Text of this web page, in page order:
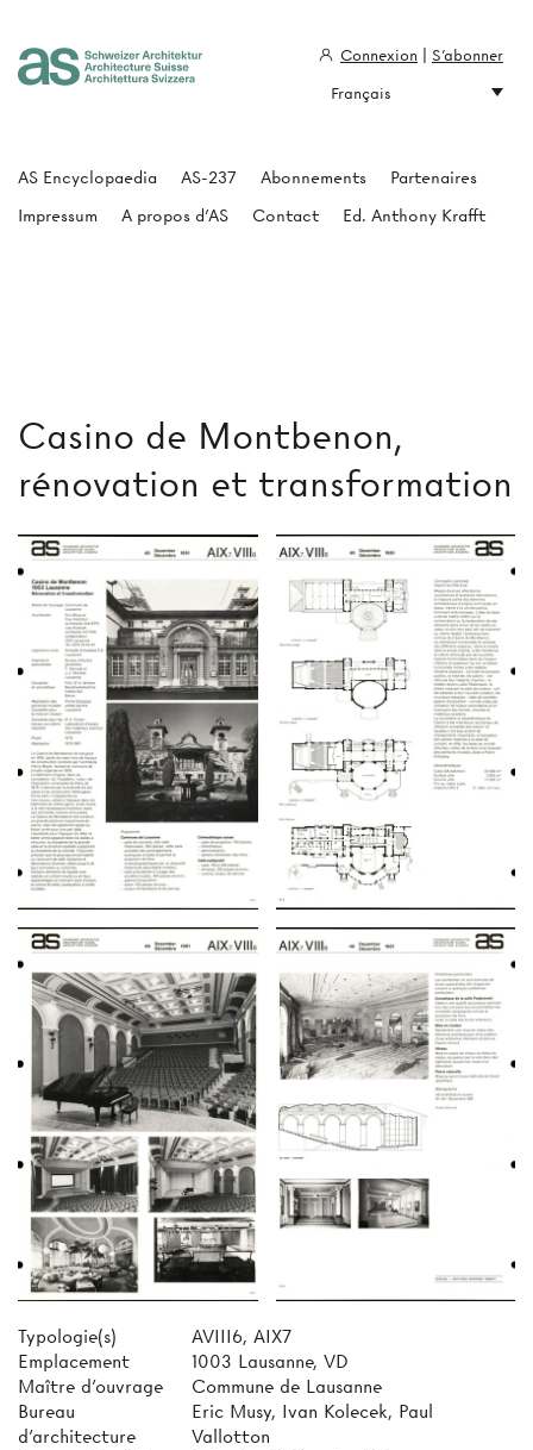
Casino de Montbenon,
rénovation et transformation
Typologie(s)
AVIII6, AIX7
Emplacement
1003 Lausanne, VD
Maître d'ouvrage
Commune de Lausanne
Bureau
d'architecture
Eric Musy, Ivan Kolecek, Paul
Vallotton
AS Encyclopaedia AS-237 Abonnements
Partenaires
Impressum
A propos d'AS Contact Ed. Anthony Krafft
Connexion
S'abonner
Français